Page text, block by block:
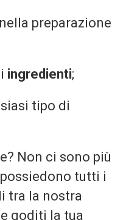
nella preparazione
ingredienti;
tipo di
Non ci sono più
tutti i
tra la nostra
goditi la tua